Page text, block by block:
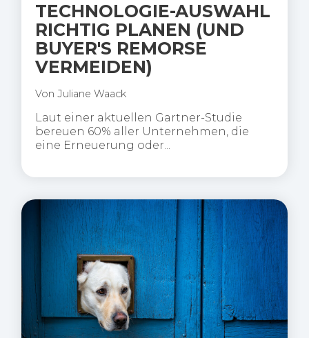
TECHNOLOGIE-AUSWAHL
RICHTIG PLANEN (UND
BUYER'S REMORSE
VERMEIDEN)
Von Juliane Waack
Laut einer aktuellen Gartner-Studie
bereuen 60% aller Unternehmen, die
eine Erneuerung oder...